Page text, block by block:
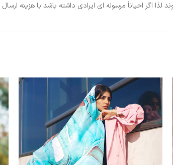
لذا اگر احیاناً مرسوله ای ایرادی داشته باشد با هزینه